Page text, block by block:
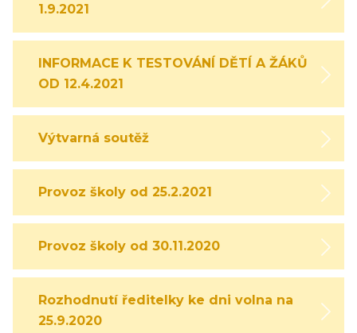
1.9.2021
INFORMACE K TESTOVÁNÍ DĚTÍ A ŽÁKŮ
OD 12.4.2021
Výtvarná soutěž
Provoz školy od 25.2.2021
Provoz školy od 30.11.2020
Rozhodnutí ředitelky ke dni volna na
25.9.2020